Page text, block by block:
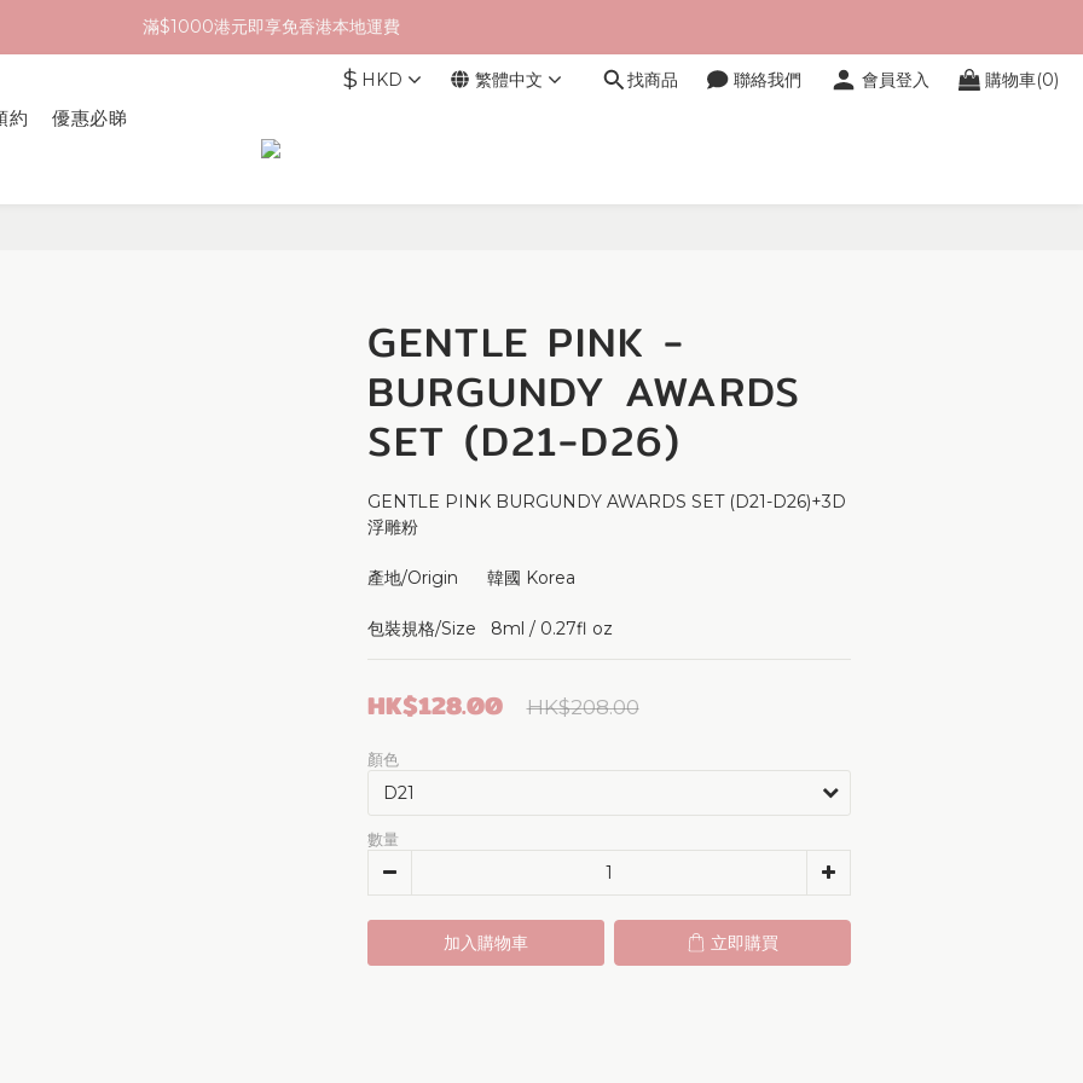
滿$1000港元即享免香港本地運費
$ HKD 繁體中文 找商品 聯絡我們 會員登入 購物車(0)
約 優惠必睇
GENTLE PINK -
BURGUNDY AWARDS
SET (D21-D26)
GENTLE PINK BURGUNDY AWARDS SET (D21-D26)+3D
浮雕粉
產地/Origin      韓國 Korea
包裝規格/Size   8ml / 0.27fl oz
HK$208.00
HK$128.00
顏色
數量
加入購物車 立即購買